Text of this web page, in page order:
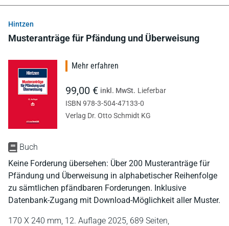
Hintzen
Musteranträge für Pfändung und Überweisung
Buch
Keine Forderung übersehen: Über 200 Musteranträge für
Pfändung und Überweisung in alphabetischer Reihenfolge
zu sämtlichen pfändbaren Forderungen. Inklusive
Datenbank-Zugang mit Download-Möglichkeit aller Muster.
170 X 240 mm, 12. Auflage 2025, 689 Seiten,
Mehr erfahren
99,00 € inkl. MwSt. Lieferbar
ISBN 978-3-504-47133-0
Verlag Dr. Otto Schmidt KG